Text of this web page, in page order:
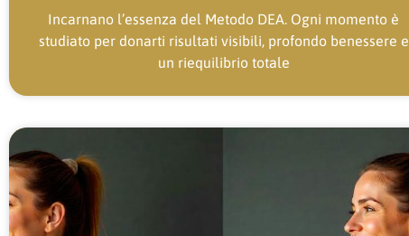
Incarnano l’essenza del Metodo DEA. Ogni momento è
studiato per donarti risultati visibili, profondo benessere e
un riequilibrio totale